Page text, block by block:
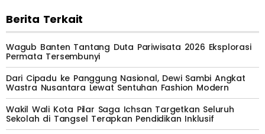
Berita Terkait
Wagub Banten Tantang Duta Pariwisata 2026 Eksplorasi
Permata Tersembunyi
Dari Cipadu ke Panggung Nasional, Dewi Sambi Angkat
Wastra Nusantara Lewat Sentuhan Fashion Modern
Wakil Wali Kota Pilar Saga Ichsan Targetkan Seluruh
Sekolah di Tangsel Terapkan Pendidikan Inklusif